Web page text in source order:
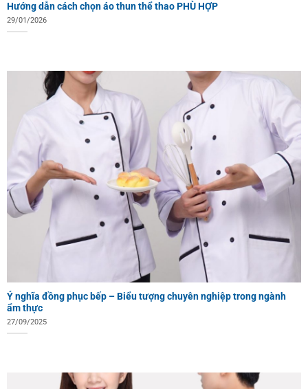
Hướng dẫn cách chọn áo thun thể thao PHÙ HỢP
29/01/2026
Ý nghĩa đồng phục bếp – Biểu tượng chuyên nghiệp trong ngành
ẩm thực
27/09/2025